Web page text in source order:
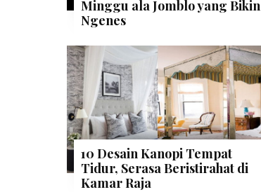
Minggu ala Jomblo yang Bikin
Ngenes
10 Desain Kanopi Tempat
Tidur, Serasa Beristirahat di
Kamar Raja